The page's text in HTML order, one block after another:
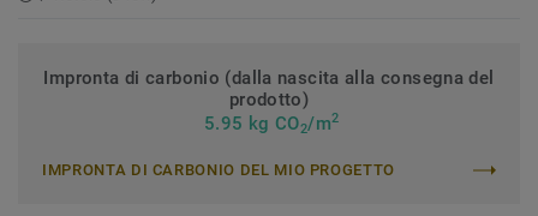
Impronta di carbonio (dalla nascita alla consegna del
prodotto)
5.95 kg CO2/m2
IMPRONTA DI CARBONIO DEL MIO PROGETTO